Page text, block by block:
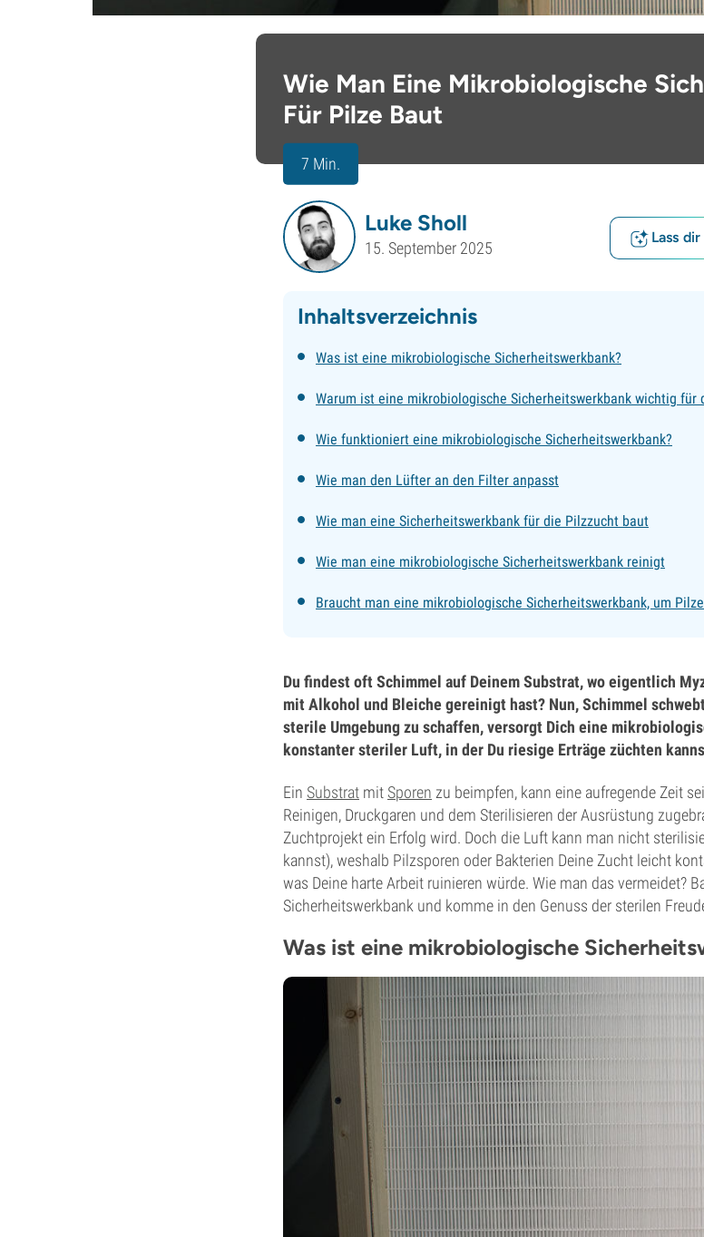
Wie Man Eine Mikrobiologische
Für Pilze Baut
7 Min.
Luke Sholl
15. September 2025
Lass
Inhaltsverzeichnis
Was ist eine mikrobiologische Sicherheitswerkbank?
Warum ist eine mikrobiologische Sicherheitswerkbank wichtig für
Wie funktioniert eine mikrobiologische Sicherheitswerkbank?
Wie man den Lüfter an den Filter anpasst
Wie man eine Sicherheitswerkbank für die Pilzzucht baut
Wie man eine mikrobiologische Sicherheitswerkbank reinigt
Braucht man eine mikrobiologische Sicherheitswerkbank, um
Du findest oft Schimmel auf Deinem Substrat, wo eigentlich
mit Alkohol und Bleiche gereinigt hast? Nun, Schimmel
sterile Umgebung zu schaffen, versorgt Dich eine
konstanter steriler Luft, in der Du riesige Erträge züchten
Ein Substrat mit Sporen zu beimpfen, kann eine aufregende Zeit
Reinigen, Druckgaren und dem Sterilisieren der Ausrüstung
Zuchtprojekt ein Erfolg wird. Doch die Luft kann man nicht
kannst), weshalb Pilzsporen oder Bakterien Deine Zucht leicht
was Deine harte Arbeit ruinieren würde. Wie man das vermeidet?
Sicherheitswerkbank und komme in den Genuss der sterilen
Was ist eine mikrobiologische